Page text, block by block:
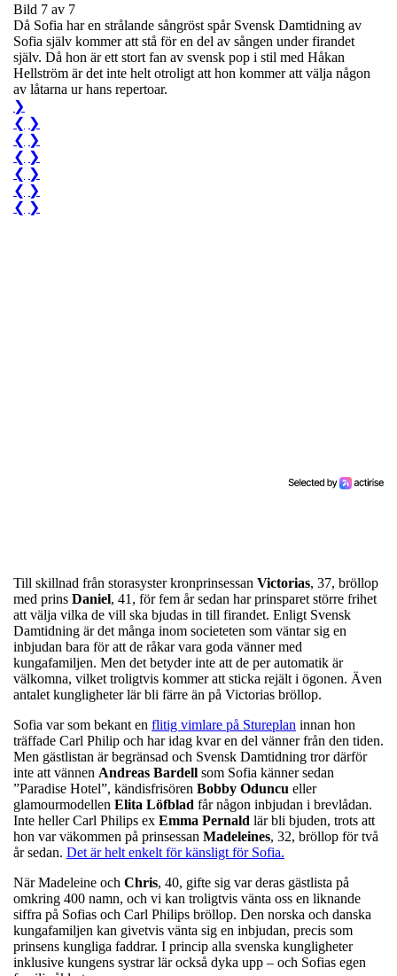
Bild 7 av 7
Då Sofia har en strålande sångröst spår Svensk Damtidning av
Sofia själv kommer att stå för en del av sången under firandet
själv. Då hon är ett stort fan av svensk pop i stil med Håkan
Hellström är det inte helt otroligt att hon kommer att välja någon
av låtarna ur hans repertoar.
❯
❮ ❯
❮ ❯
❮ ❯
❮ ❯
❮ ❯
❮ ❯
Till skillnad från storasyster kronprinsessan Victorias, 37, bröllop
med prins Daniel, 41, för fem år sedan har prinsparet större frihet
att välja vilka de vill ska bjudas in till firandet. Enligt Svensk
Damtidning är det många inom societeten som väntar sig en
inbjudan bara för att de råkar vara goda vänner med
kungafamiljen. Men det betyder inte att de per automatik är
välkomna, vilket troligtvis kommer att sticka rejält i ögonen. Även
antalet kungligheter lär bli färre än på Victorias bröllop.
Sofia var som bekant en flitig vimlare på Stureplan innan hon
träffade Carl Philip och har idag kvar en del vänner från den tiden.
Men gästlistan är begränsad och Svensk Damtidning tror därför
inte att vännen Andreas Bardell som Sofia känner sedan
”Paradise Hotel”, kändisfrisören Bobby Oduncu eller
glamourmodellen Elita Löfblad får någon inbjudan i brevlådan.
Inte heller Carl Philips ex Emma Pernald lär bli bjuden, trots att
hon var väkommen på prinsessan Madeleines, 32, bröllop för två
år sedan. Det är helt enkelt för känsligt för Sofia.
När Madeleine och Chris, 40, gifte sig var deras gästlista på
omkring 400 namn, och vi kan troligtvis vänta oss en liknande
siffra på Sofias och Carl Philips bröllop. Den norska och danska
kungafamiljen kan givetvis vänta sig en inbjudan, precis som
prinsens kungliga faddrar. I princip alla svenska kungligheter
inklusive kungens systrar lär också dyka upp – och Sofias egen